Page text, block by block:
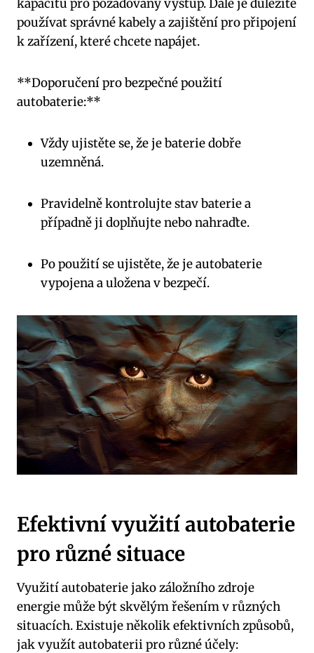
kapacitu pro ‌požadovaný výstup. Dále je důležité
používat správné kabely ⁤a zajištění pro připojení
⁤k zařízení, které chcete napájet.
**Doporučení pro bezpečné použití
autobaterie:**
Vždy ⁣ujistěte se,‍ že je baterie‌ dobře
uzemněná.
Pravidelně kontrolujte stav baterie a⁤
případně ji doplňujte nebo nahraďte.
Po použití se ujistěte, ⁤že je​ autobaterie
vypojena a uložena​ v bezpečí.
Efektivní⁢ využití autobaterie
pro⁢ různé situace
Využití autobaterie jako záložního zdroje
energie může ⁤být skvělým řešením v různých
situacích. ‍Existuje několik efektivních způsobů,
jak využít autobaterii ⁣pro různé účely: